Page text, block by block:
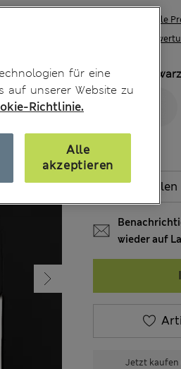
6
Alle
FARBE: Schwarz
wieder auf
Jetzt kaufen
für eine
auf unserer Website zu
Richtlinie.
Alle
akzeptieren